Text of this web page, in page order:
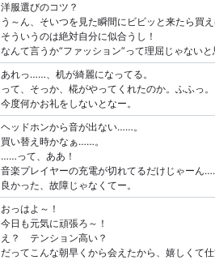
洋服選びのコツ？
う～ん、そいつを見た瞬間にビビッと来たら買
そういうのは絶対自分に似合うし！
なんて言うか“ファッション”って理屈じゃないと
あれっ……、机が綺麗になってる。
って、そっか、椛がやってくれたのか。ふふっ。
今度何かお礼をしないとなー。
ヘッドホンから音が出ない……。
買い替え時かなぁ……。
……って、ああ！
音楽プレイヤーの充電が切れてるだけじゃーん
良かった、故障じゃなくてー。
おっはよ～！
今日も元気に頑張ろ～！
え？ テンション高い？
だってこんな朝早くから会えたから、嬉しくて仕